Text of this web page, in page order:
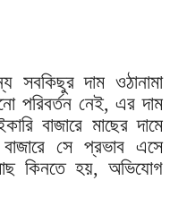
দাম ওঠানামা
পরিবর্তন নেই, এর দাম
বাজারে মাছের দামে
সে প্রভাব এসে
কিনতে হয়, অভিযোগ